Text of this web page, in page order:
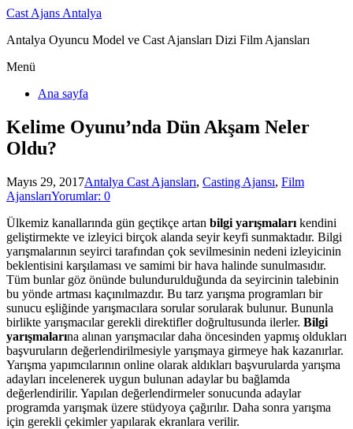
Cast Ajans Antalya
Antalya Oyuncu Model ve Cast Ajansları Dizi Film Ajansları
Menü
Ana sayfa
Kelime Oyunu’nda Dün Akşam Neler
Oldu?
Mayıs 29, 2017Antalya Cast Ajansları, Casting Ajansı, Film
AjanslarıYorumlar: 0
Ülkemiz kanallarında gün geçtikçe artan bilgi yarışmaları kendini
geliştirmekte ve izleyici birçok alanda seyir keyfi sunmaktadır. Bilgi
yarışmalarının seyirci tarafından çok sevilmesinin nedeni izleyicinin
beklentisini karşılaması ve samimi bir hava halinde sunulmasıdır.
Tüm bunlar göz önünde bulundurulduğunda da seyircinin talebinin
bu yönde artması kaçınılmazdır. Bu tarz yarışma programları bir
sunucu eşliğinde yarışmacılara sorular sorularak bulunur. Bununla
birlikte yarışmacılar gerekli direktifler doğrultusunda ilerler. Bilgi
yarışmalarına alınan yarışmacılar daha öncesinden yapmış oldukları
başvuruların değerlendirilmesiyle yarışmaya girmeye hak kazanırlar.
Yarışma yapımcılarının online olarak aldıkları başvurularda yarışma
adayları incelenerek uygun bulunan adaylar bu bağlamda
değerlendirilir. Yapılan değerlendirmeler sonucunda adaylar
programda yarışmak üzere stüdyoya çağırılır. Daha sonra yarışma
için gerekli çekimler yapılarak ekranlara verilir.